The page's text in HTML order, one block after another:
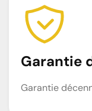
Garantie
Garantie